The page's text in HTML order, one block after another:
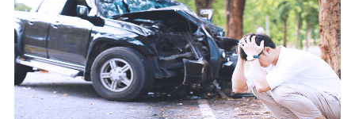
個人情報保護管理者の職名、連絡先
株式会社ドコモ・インシュアランス 営業部長
〒103-0013 東京都中央区日本橋人形町2-14-10 アーバン
ネット日本橋ビル 3F
株式会社ドコモ・インシュアランス